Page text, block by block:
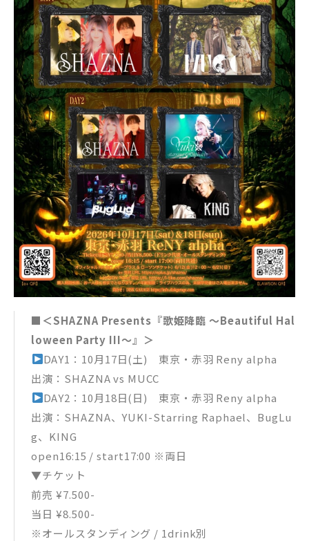
■＜SHAZNA Presents『歌姫降臨 〜Beautiful Hal
loween Party III〜』＞
DAY1：10月17日(土) 東京・赤羽 Reny alpha
出演：SHAZNA vs MUCC
DAY2：10月18日(日) 東京・赤羽 Reny alpha
出演：SHAZNA、YUKI-Starring Raphael、BugLu
g、KING
open16:15 / start17:00 ※両日
▼チケット
前売 ¥7.500-
当日 ¥8.500-
※オールスタンディング / 1drink別